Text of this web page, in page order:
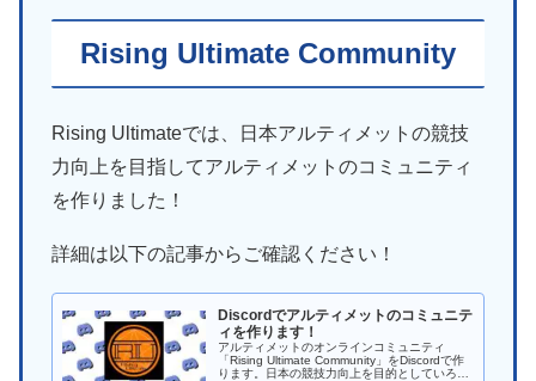
Rising Ultimate Community
Rising Ultimateでは、日本アルティメットの競技
力向上を目指してアルティメットのコミュニティ
を作りました！
詳細は以下の記事からご確認ください！
Discordでアルティメットのコミュニテ
ィを作ります！
アルティメットのオンラインコミュニティ
「Rising Ultimate Community」をDiscordで作
ります。日本の競技力向上を目的としていろん